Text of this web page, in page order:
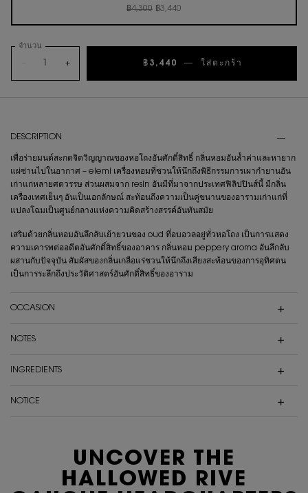
Selected
ราคาเก่า
฿4,300 ราคาใหม่
฿3,440
, 1 of 1
จำนวน
+ ฿3,440 ― ใส่ตะกร้า
DESCRIPTION
เพื่อร่ายมนต์สะกดจิตวิญญาณของหอโถงอันศักดิ์สิทธิ์ กลิ่นหอมอันล้ำค่าและหายาก
แผ่ซ่านไปในอากาศ – elemi เครื่องหอมที่ชวนให้นึกถึงพิธีกรรมการเผากำยานอัน
เก่าแก่หลายศตวรรษ ส่วนผสมจาก resin อันมีที่มาจากประเทศฟิลิปปินส์นี้ มีกลิ่น
เครื่องเทศเย็นๆ อันเป็นเอกลักษณ์ สะท้อนถึงความเป็นคู่ขนานของอารามเก่าแก่ที่
แปลงโฉมเป็นศูนย์กลางแห่งความคิดสร้างสรรค์อันทันสมัย
เสริมด้วยกลิ่นหอมอันลึกลับเย้ายวนของ oud ที่อบอวลอยู่ทั่วหอโถง เป็นการแสดง
ความเคารพต่ออดีตอันศักดิ์สิทธิ์ของอาคาร กลิ่นหอม peppery aroma อันลึกลับ
ผสานกับปัจจุบัน สัมผัสของกลิ่นเกลือแร่ชวนให้นึกถึงเสียงสะท้อนของการอุทิศตน
เป็นการระลึกถึงประวัติศาสตร์อันศักดิ์สิทธิ์ของอาราม
OCCASION
NOTES
INGREDIENTS
NOTICE
UNCOVER THE
HALLOWED RIVE